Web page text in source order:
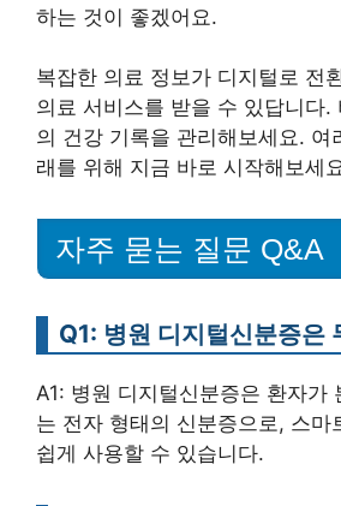
하는 것이 좋겠어요.
복잡한 의료 정보가 디지털로 전
의료 서비스를 받을 수 있답니다.
의 건강 기록을 관리해보세요. 여
래를 위해 지금 바로 시작해보세
자주 묻는 질문 Q&A
Q1: 병원 디지털신분증은
A1: 병원 디지털신분증은 환자가
는 전자 형태의 신분증으로, 스마
쉽게 사용할 수 있습니다.